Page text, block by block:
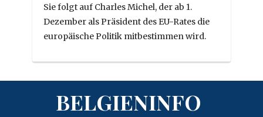
Sie folgt auf Charles Michel, der ab 1.
Dezember als Präsident des EU-Rates die
europäische Politik mitbestimmen wird.
BELGIENINFO